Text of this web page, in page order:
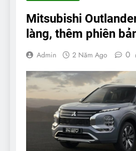
Mitsubishi
làng, thêm phiên
Admin 2 Năm Ago 0